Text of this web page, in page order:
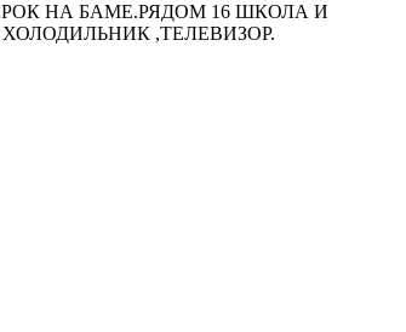
НА БАМЕ.РЯДОМ 16 ШКОЛА И
,ТЕЛЕВИЗОР.